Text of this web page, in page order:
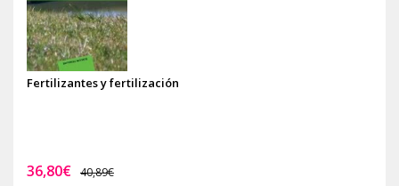
Fertilizantes y fertilización
36,80€ 40,89€